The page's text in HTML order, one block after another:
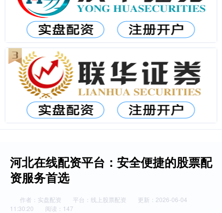
河北在线配资平台：安全便捷的股票配
资服务首选
作者：实盘配资 平台：线上股票配资
更新：2026-06-04
11:30:20
阅读：147